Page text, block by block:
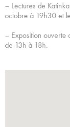
– Lectures de
octobre à 19h30 et
– Exposition
de 13h à 18h.